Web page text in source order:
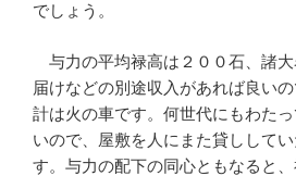
でしょう。
与力の平均禄高は２００石、諸
届けなどの別途収入があれば良い
計は火の車です。何世代にもわた
いので、屋敷を人にまた貸しして
す。与力の配下の同心ともなると